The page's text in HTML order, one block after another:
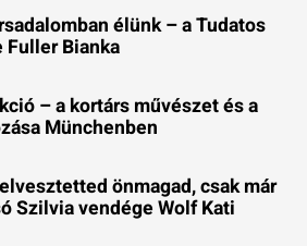
élünk – a Tudatos
Bianka
– a kortárs művészet és a
Münchenben
önmagad, csak már
Szilvia vendége Wolf Kati